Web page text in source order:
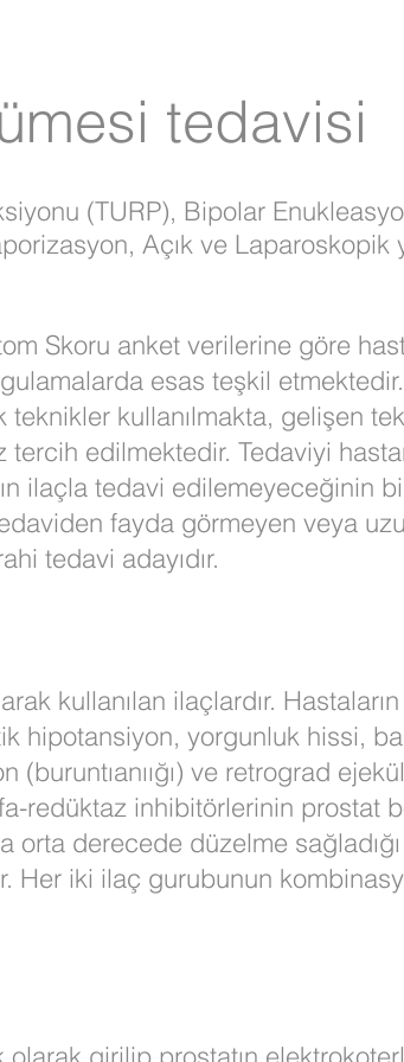
tedavisi
(TURP), Bipolar
Açık ve Laparoskopik
Skoru anket verilerine göre
esas teşkil
teknikler kullanılmakta, gelişen
tercih edilmektedir. Tedaviyi
ilaçla tedavi edilemeyeceğinin
fayda görmeyen veya
tedavi adayıdır.
kullanılan ilaçlardır. Hastaların
hipotansiyon, yorgunluk hissi,
(buruntıanıığı) ve retrograd
redüktaz inhibitörlerinin prostat
orta derecede düzelme
Her iki ilaç gurubunun